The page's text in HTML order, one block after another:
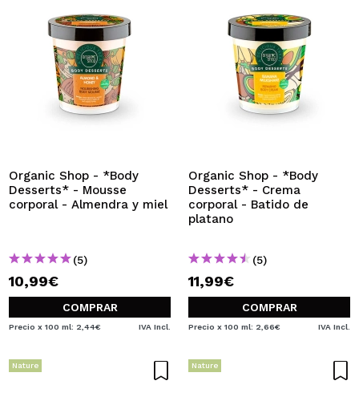
Organic Shop - *Body
Desserts* - Mousse
corporal - Almendra y miel
(5)
10,99€
COMPRAR
Precio x 100 ml: 2,44€ IVA Incl.
Organic Shop - *Body
Desserts* - Crema
corporal - Batido de
platano
(5)
11,99€
COMPRAR
Precio x 100 ml: 2,66€ IVA Incl.
Nature Nature